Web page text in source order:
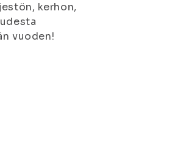
kerhon,
vuoden!